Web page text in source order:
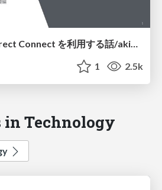
日本🇯🇵でAWS Direct Connect を利用する話/akiba-aws-dx
1 2.5k
in Technology